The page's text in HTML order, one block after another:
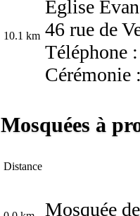
10.1 km
Église
46 rue de
Téléphone
Cérémonie
Mosquées à
Distance
Mosquée